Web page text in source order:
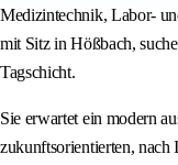
Medizintechnik, Labor-
mit Sitz in Hößbach,
Tagschicht.
Sie erwartet ein modern
zukunftsorientierten, nach